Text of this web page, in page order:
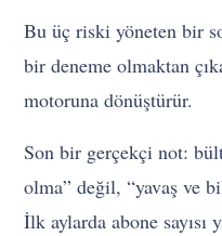
Bu üç riski yöneten bir
bir deneme olmaktan
motoruna dönüştürür.
Son bir gerçekçi not:
olma” değil, “yavaş ve
İlk aylarda abone sayısı